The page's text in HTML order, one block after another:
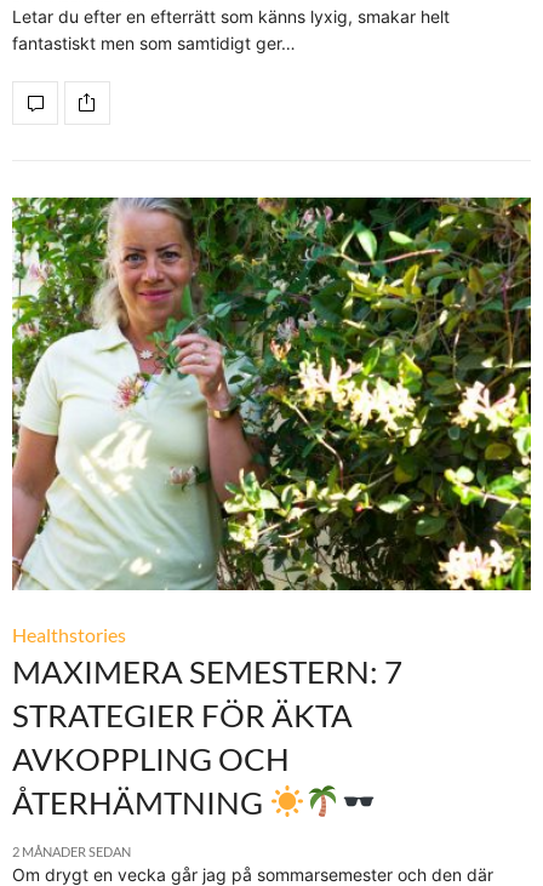
Letar du efter en efterrätt som känns lyxig, smakar helt
fantastiskt men som samtidigt ger…
Healthstories
MAXIMERA SEMESTERN: 7
STRATEGIER FÖR ÄKTA
AVKOPPLING OCH
ÅTERHÄMTNING
2 MÅNADER SEDAN
Om drygt en vecka går jag på sommarsemester och den där